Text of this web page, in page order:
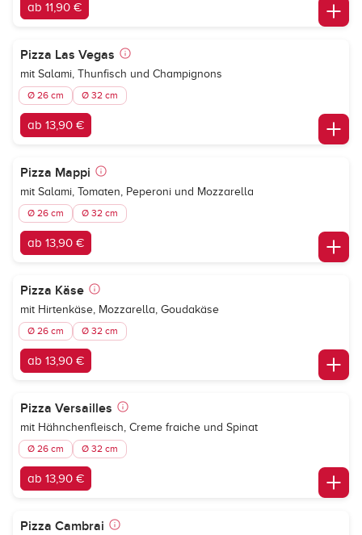
ab 11,90 €
Pizza Las Vegas
mit Salami, Thunfisch und Champignons
Ø 26 cm Ø 32 cm
ab 13,90 €
Pizza Mappi
mit Salami, Tomaten, Peperoni und Mozzarella
Ø 26 cm Ø 32 cm
ab 13,90 €
Pizza Käse
mit Hirtenkäse, Mozzarella, Goudakäse
Ø 26 cm Ø 32 cm
ab 13,90 €
Pizza Versailles
mit Hähnchenfleisch, Creme fraiche und Spinat
Ø 26 cm Ø 32 cm
ab 13,90 €
Pizza Cambrai